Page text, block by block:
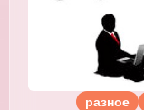
разное